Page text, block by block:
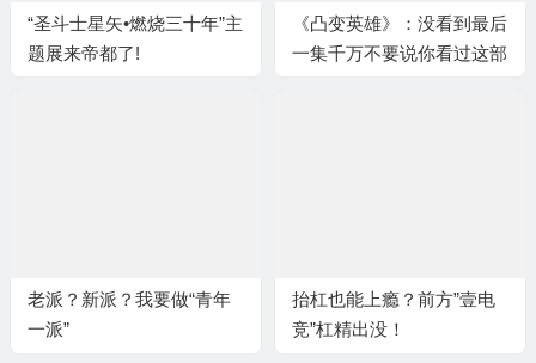
“圣斗士星矢•燃烧三十年”主
题展来帝都了!
《凸变英雄》：没看到最后
一集千万不要说你看过这部
老派？新派？我要做“青年
一派”
抬杠也能上瘾？前方”壹电
竞”杠精出没！